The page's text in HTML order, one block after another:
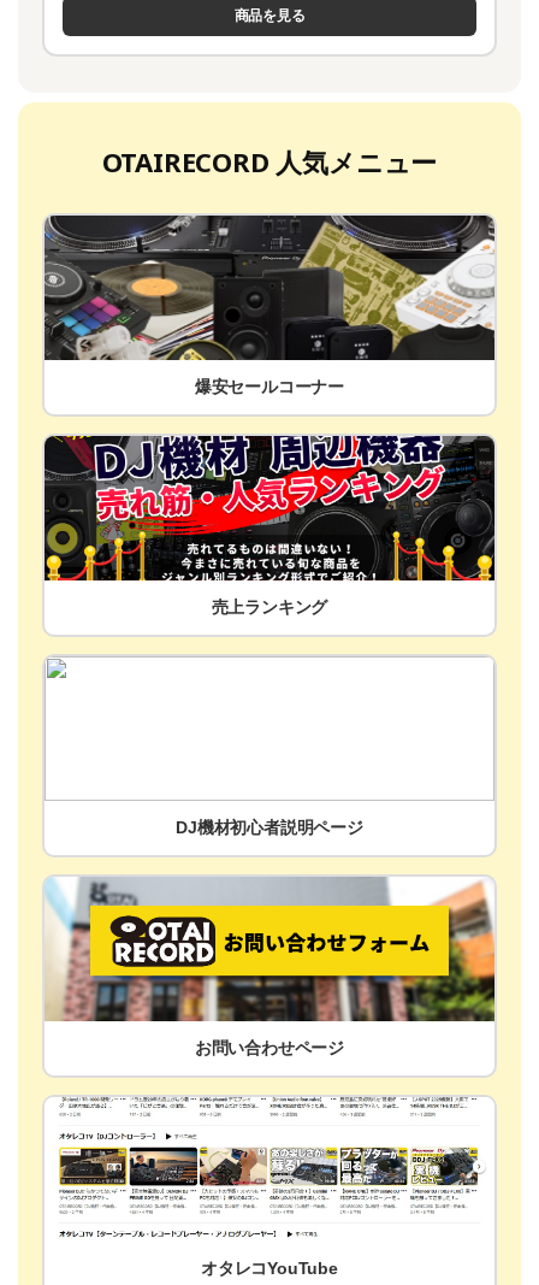
商品を見る
OTAIRECORD 人気メニュー
爆安セールコーナー
売上ランキング
DJ機材初心者説明ページ
お問い合わせページ
オタレコYouTube